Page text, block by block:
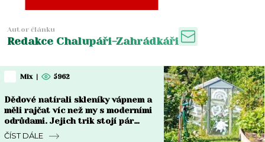
Autor článku
Redakce Chalupáři-Zahrádkáři
Mix | 5962
Dědové natírali skleníky vápnem a
měli rajčat víc než my s moderními
odrůdami. Jejich trik stojí pár
korun a funguje dodnes
ČÍST DÁLE